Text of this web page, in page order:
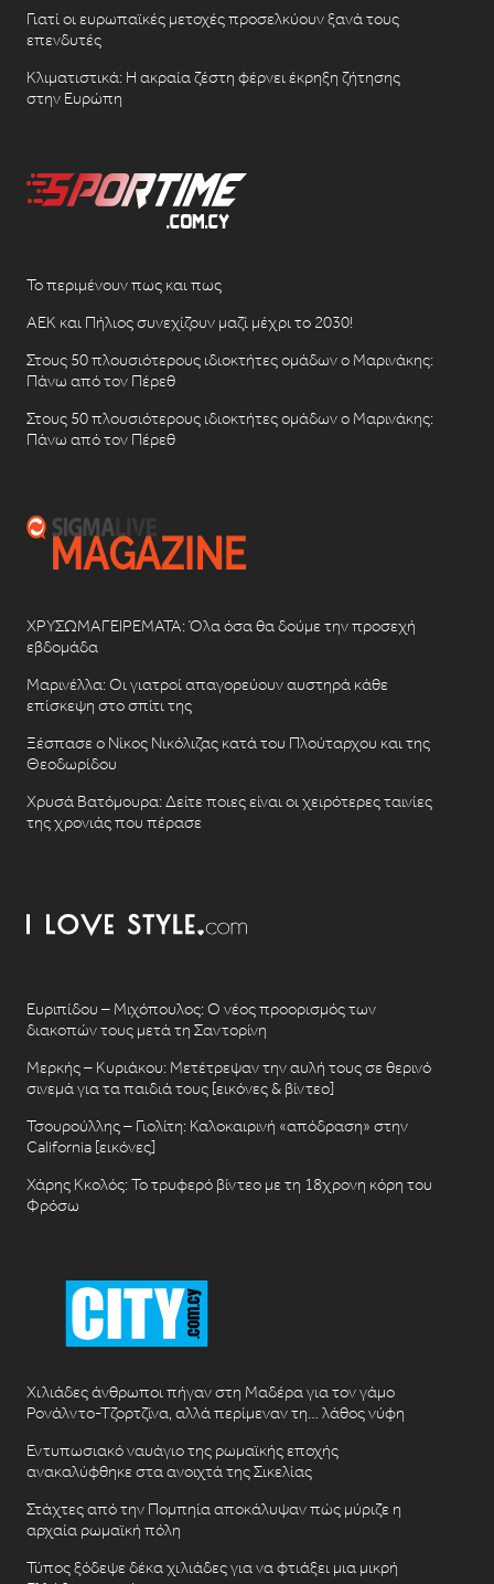
Γιατί οι ευρωπαϊκές μετοχές προσελκύουν ξανά τους
επενδυτές
Κλιματιστικά: Η ακραία ζέστη φέρνει έκρηξη ζήτησης
στην Ευρώπη
Το περιμένουν πως και πως
ΑΕΚ και Πήλιος συνεχίζουν μαζί μέχρι το 2030!
Στους 50 πλουσιότερους ιδιοκτήτες ομάδων ο Μαρινάκης:
Πάνω από τον Πέρεθ
Στους 50 πλουσιότερους ιδιοκτήτες ομάδων ο Μαρινάκης:
Πάνω από τον Πέρεθ
ΧΡΥΣΩΜΑΓΕΙΡΕΜΑΤΑ: Όλα όσα θα δούμε την προσεχή
εβδομάδα
Μαρινέλλα: Οι γιατροί απαγορεύουν αυστηρά κάθε
επίσκεψη στο σπίτι της
Ξέσπασε ο Νίκος Νικόλιζας κατά του Πλούταρχου και της
Θεοδωρίδου
Χρυσά Βατόμουρα: Δείτε ποιες είναι οι χειρότερες ταινίες
της χρονιάς που πέρασε
Ευριπίδου – Μιχόπουλος: Ο νέος προορισμός των
διακοπών τους μετά τη Σαντορίνη
Μερκής – Κυριάκου: Μετέτρεψαν την αυλή τους σε θερινό
σινεμά για τα παιδιά τους [εικόνες & βίντεο]
Τσουρούλλης – Γιολίτη: Καλοκαιρινή «απόδραση» στην
California [εικόνες]
Χάρης Κκολός: Το τρυφερό βίντεο με τη 18χρονη κόρη του
Φρόσω
Χιλιάδες άνθρωποι πήγαν στη Μαδέρα για τον γάμο
Ρονάλντο-Τζορτζίνα, αλλά περίμεναν τη… λάθος νύφη
Εντυπωσιακό ναυάγιο της ρωμαϊκής εποχής
ανακαλύφθηκε στα ανοιχτά της Σικελίας
Στάχτες από την Πομπηία αποκάλυψαν πώς μύριζε η
αρχαία ρωμαϊκή πόλη
Τύπος ξόδεψε δέκα χιλιάδες για να φτιάξει μια μικρή